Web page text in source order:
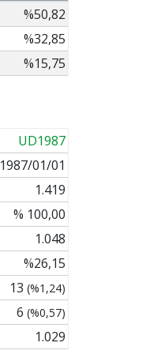
%50,82
%32,85
%15,75
UD1987
1987/01/01
1.419
% 100,00
1.048
%26,15
13 (%1,24)
6 (%0,57)
1.029